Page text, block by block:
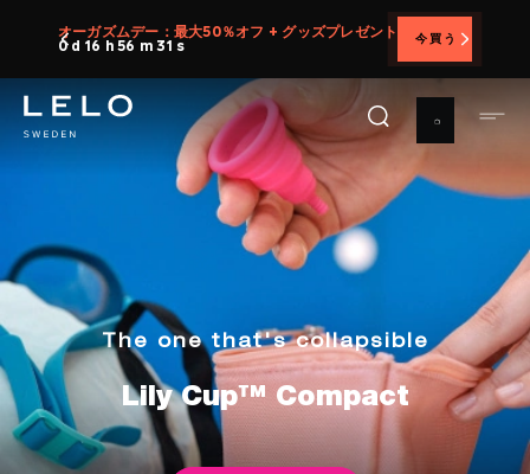
ン
に
移
オーガズムデー：最大50％オフ + グッズプレゼント
0 d 16 h 56 m 30 s
今買う
The one that's collapsible
Lily Cup™ Compact